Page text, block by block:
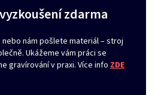
zdarma
nebo nám pošlete materiál – stroj
Ukážeme vám práci se
gravírování v praxi. Více info ZDE